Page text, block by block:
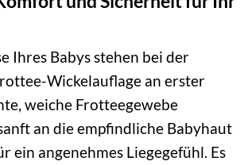
Ihres Babys stehen bei der
Wickelauflage an erster
weiche Frotteegewebe
an die empfindliche Babyhaut
ein angenehmes Liegegefühl. Es